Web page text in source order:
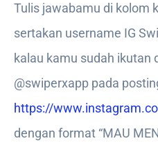
Tulis jawabamu di kolom
sertakan username IG
kalau kamu sudah ikutan
@swiperxapp pada
https://
dengan format “MAU